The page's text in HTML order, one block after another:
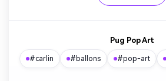
Pug Pop Art
#carlin #ballons #pop-art